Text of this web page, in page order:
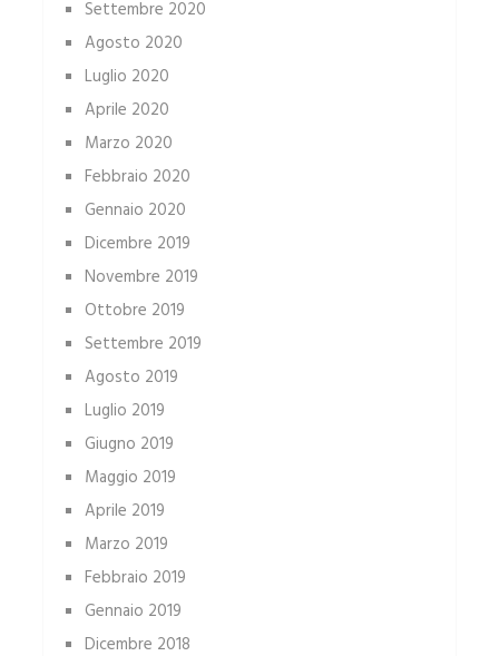
Settembre 2020
Agosto 2020
Luglio 2020
Aprile 2020
Marzo 2020
Febbraio 2020
Gennaio 2020
Dicembre 2019
Novembre 2019
Ottobre 2019
Settembre 2019
Agosto 2019
Luglio 2019
Giugno 2019
Maggio 2019
Aprile 2019
Marzo 2019
Febbraio 2019
Gennaio 2019
Dicembre 2018